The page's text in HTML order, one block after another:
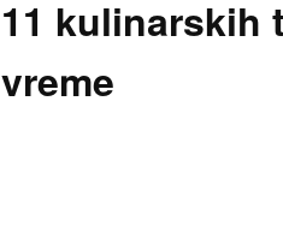
11 kulinarskih
vreme